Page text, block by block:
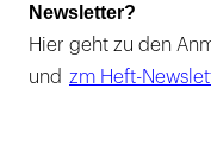
Newsletter?
Hier geht zu den
und zm Heft-